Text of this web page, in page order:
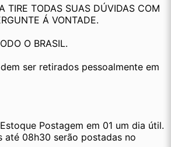
TIRE TODAS SUAS DÚVIDAS COM
Á VONTADE.
O BRASIL.
ser retirados pessoalmente em
Postagem em 01 um dia útil.
até 08h30 serão postadas no